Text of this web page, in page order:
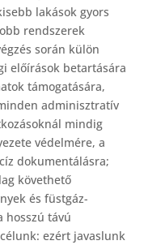
lakások gyors
rendszerek
során külön
előírások betartására
támogatására,
adminisztratív
mindig
védelmére, a
dokumentálásra;
követhető
és füstgáz-
hosszú távú
ezért javaslunk